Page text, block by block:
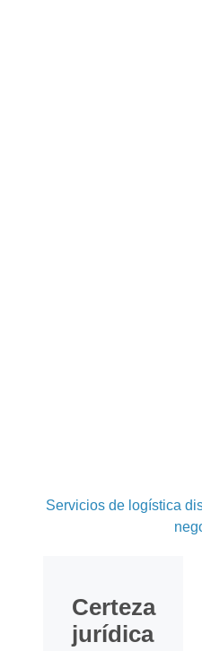
Servicios de logística
Certeza
jurídica